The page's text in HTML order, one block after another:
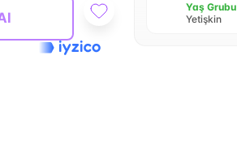
Yaş Grubu
Yetişkin